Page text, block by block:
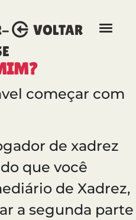
VOLTAR
começar com
de xadrez
que você
de Xadrez,
a segunda parte